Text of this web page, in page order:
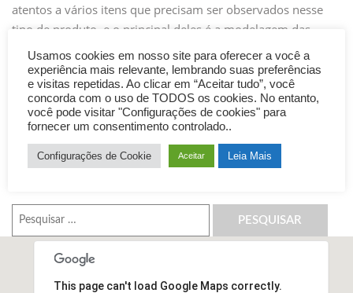
atentos a vários itens que precisam ser observados nesse
tipo de produto, e o principal deles é a modelagem das
peças. Além de um design contemporâneo, as peças
precisam fundamentalmente possuir uma modelagem que
proporcione conforto, espaço para os movimentos
intrínsecos a atividade profissional, mas que vista […]
Pesquisar
por:
This page can't load Google Maps correctly.
Usamos cookies em nosso site para oferecer a você a
experiência mais relevante, lembrando suas preferências
e visitas repetidas. Ao clicar em “Aceitar tudo”, você
concorda com o uso de TODOS os cookies. No entanto,
você pode visitar "Configurações de cookies" para
fornecer um consentimento controlado..
Configurações de Cookie Aceitar Leia Mais